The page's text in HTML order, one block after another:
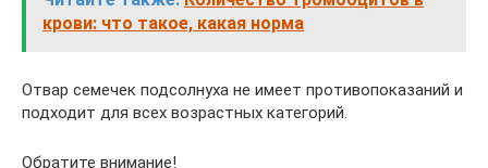
крови: что такое, какая норма
Отвар семечек подсолнуха не имеет противопоказаний и
подходит для всех возрастных категорий.
Обратите внимание!